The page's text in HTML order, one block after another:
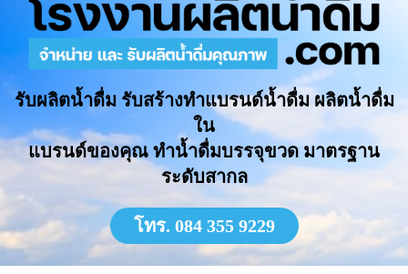
รับผลิตน้ำดื่ม รับสร้างทำแบรนด์น้ำดื่ม ผลิตน้ำดื่ม
ใน
แบรนด์ของคุณ ทำน้ำดื่มบรรจุขวด มาตรฐาน
ระดับสากล
โทร. 084 355 9229